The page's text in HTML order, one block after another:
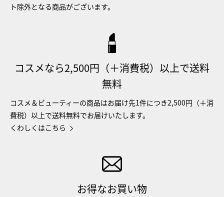
ト除外となる商品がございます。
コスメなら2,500円（＋消費税）以上で送料
無料
コスメ＆ビューティーの商品はお届け先1件につき2,500円（＋消
費税）以上で送料無料でお届けいたします。
くわしくはこちら
お得なお買い物